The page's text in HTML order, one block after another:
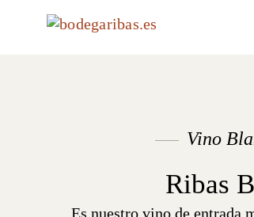
Vino
Ribas
Es nuestro vino de entrada